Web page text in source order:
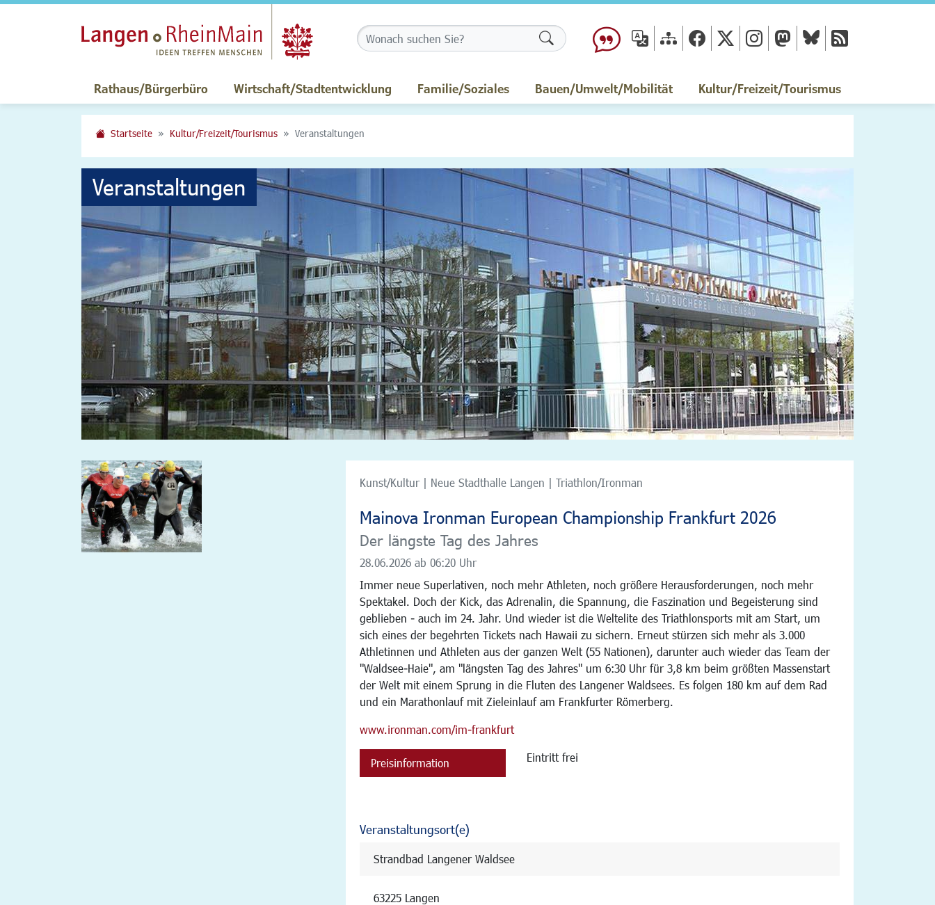
Formularschaltfläche
Rathaus/Bürgerbüro Wirtschaft/Stadtentwicklung Familie/Soziales Bauen/Umwelt/Mobilität Kultur/Freizeit/Tourismus
Startseite Kultur/Freizeit/Tourismus Veranstaltungen
Veranstaltungen
Kunst/Kultur | Neue Stadthalle Langen | Triathlon/Ironman
Mainova Ironman European Championship Frankfurt 2026
Der längste Tag des Jahres
28.06.2026ab 06:20 Uhr
Immer neue Superlativen, noch mehr Athleten, noch größere Herausforderungen, noch mehr
Spektakel. Doch der Kick, das Adrenalin, die Spannung, die Faszination und Begeisterung sind
geblieben - auch im 24. Jahr. Und wieder ist die Weltelite des Triathlonsports mit am Start, um
sich eines der begehrten Tickets nach Hawaii zu sichern. Erneut stürzen sich mehr als 3.000
Athletinnen und Athleten aus der ganzen Welt (55 Nationen), darunter auch wieder das Team der
"Waldsee-Haie", am "längsten Tag des Jahres" um 6:30 Uhr für 3,8 km beim größten Massenstart
der Welt mit einem Sprung in die Fluten des Langener Waldsees. Es folgen 180 km auf dem Rad
und ein Marathonlauf mit Zieleinlauf am Frankfurter Römerberg.
www.ironman.com/im-frankfurt
Preisinformation Eintritt frei
Veranstaltungsort(e)
Strandbad Langener Waldsee
63225 Langen